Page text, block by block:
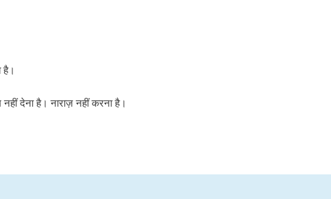
है।
देना है। नाराज़ नहीं करना है।